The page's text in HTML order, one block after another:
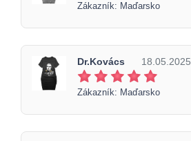
Zákazník: Maďarsko
Dr.Kovács 18.05.2025
Zákazník: Maďarsko